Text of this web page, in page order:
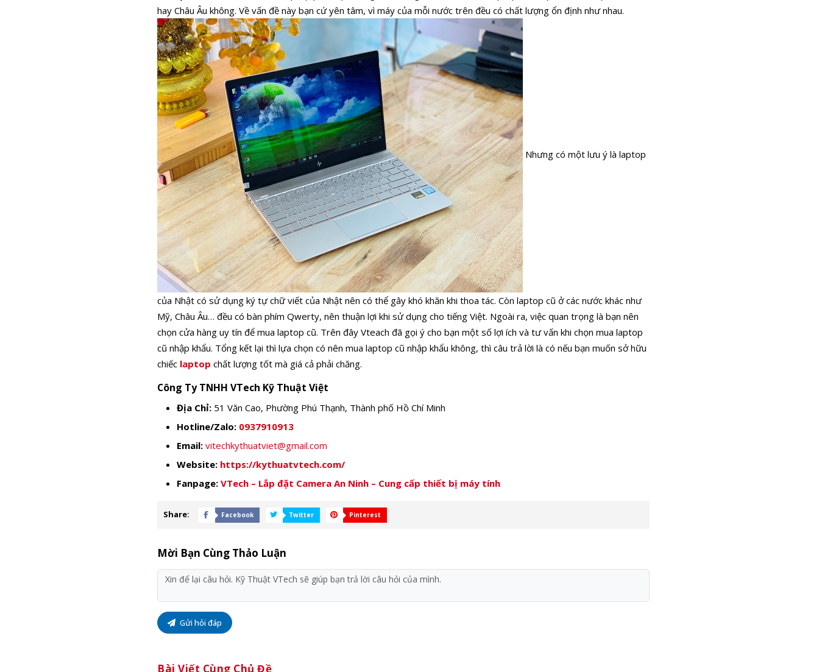
hay Châu Âu không. Về vấn đề này bạn cứ yên tâm, vì máy của mỗi nước trên đều có chất lượng ổn định như nhau.
Nhưng có một lưu ý là laptop
của Nhật có sử dụng ký tự chữ viết của Nhật nên có thể gây khó khăn khi thoa tác. Còn laptop cũ ở các nước khác như
Mỹ, Châu Âu… đều có bàn phím Qwerty, nên thuận lợi khi sử dụng cho tiếng Việt. Ngoài ra, việc quan trọng là bạn nên
chọn cửa hàng uy tín để mua laptop cũ. Trên đây Vteach đã gọi ý cho bạn một số lợi ích và tư vấn khi chọn mua laptop
cũ nhập khẩu. Tổng kết lại thì lựa chọn có nên mua laptop cũ nhập khẩu không, thì câu trả lời là có nếu bạn muốn sở hữu
chiếc laptop chất lượng tốt mà giá cả phải chăng.
Công Ty TNHH VTech Kỹ Thuật Việt
Địa Chỉ: 51 Văn Cao, Phường Phú Thạnh, Thành phố Hồ Chí Minh
Hotline/Zalo: 0937910913
Email:vitechkythuatviet@gmail.com
Website: https://kythuatvtech.com/
Fanpage:VTech – Lắp đặt Camera An Ninh – Cung cấp thiết bị máy tính
Share: Facebook Twitter Pinterest
Mời Bạn Cùng Thảo Luận
Gửi hỏi đáp
Bài Viết Cùng Chủ Đề